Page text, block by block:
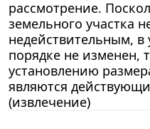
рассмотрение.
земельного участка
недействительным, в
порядке не изменен,
установлению
являются
(извлечение)